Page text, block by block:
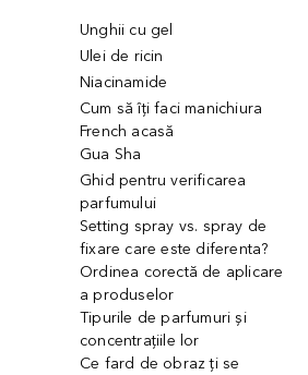
Unghii cu gel
Ulei de ricin
Niacinamide
Cum să îți faci manichiura
French acasă
Gua Sha
Ghid pentru verificarea
parfumului
Setting spray vs. spray de
fixare care este diferenta?
Ordinea corectă de aplicare
a produselor
Tipurile de parfumuri și
concentrațiile lor
Ce fard de obraz ți se